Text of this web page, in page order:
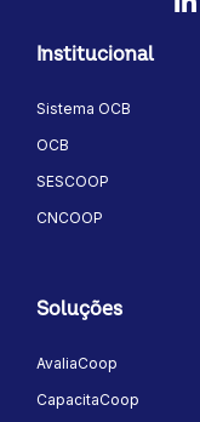
Institucional
Sistema OCB
OCB
SESCOOP
CNCOOP
Soluções
AvaliaCoop
CapacitaCoop